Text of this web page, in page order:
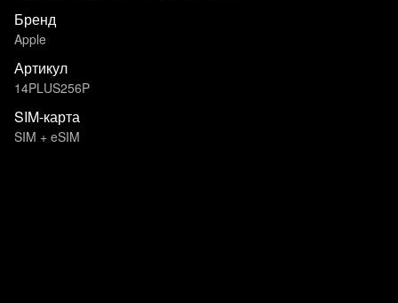
Бренд
Apple
Артикул
14PLUS256P
SIM-карта
SIM + eSIM